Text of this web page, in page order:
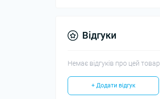
Відгуки
Немає відгуків про цей товар.
+ Додати відгук